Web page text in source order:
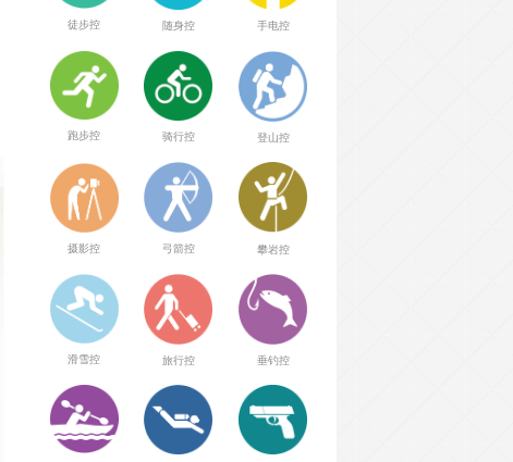
徒步控 随身控 手电控
跑步控 骑行控 登山控
摄影控 弓箭控 攀岩控
滑雪控 旅行控 垂钓控